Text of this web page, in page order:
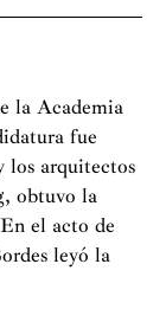
de
situado al
siglo XXI, y
para
la Academia
fue
los arquitectos
obtuvo la
el acto de
leyó la